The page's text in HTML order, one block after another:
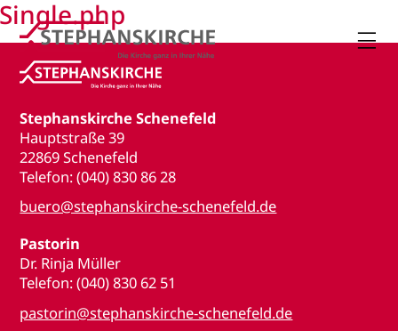

Stephanskirche Schenefeld
Hauptstraße 39
22869 Schenefeld
Telefon: (040) 830 86 28
buero@stephanskirche-schenefeld.de
Pastorin
Dr. Rinja Müller
Telefon: (040) 830 62 51
pastorin@stephanskirche-schenefeld.de